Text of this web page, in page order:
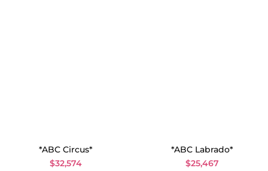
*ABC Circus*
$32,574
*ABC Labrado*
$25,467